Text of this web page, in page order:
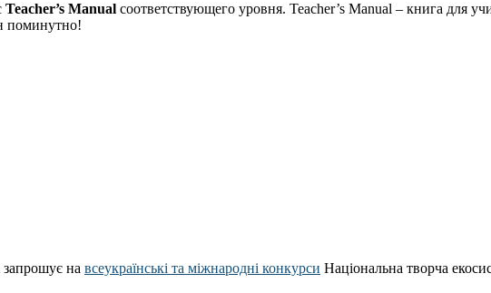
Teacher’s Manual соответствующего уровня. Teacher’s Manual – книга для
поминутно!
запрошує на всеукраїнські та міжнародні конкурси Національна творча